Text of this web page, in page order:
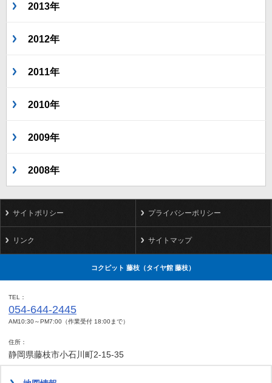
2013年
2012年
2011年
2010年
2009年
2008年
サイトポリシー プライバシーポリシー
リンク サイトマップ
コクピット 藤枝（タイヤ館 藤枝）
TEL
054-644-2445
AM10:30～PM7:00（作業受付 18:00まで）
住所
静岡県藤枝市小石川町2-15-35